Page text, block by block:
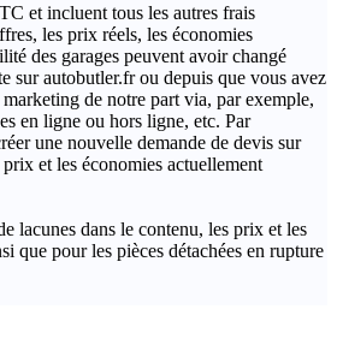
et incluent tous les autres frais
les prix réels, les économies
des garages peuvent avoir changé
sur autobutler.fr ou depuis que vous avez
de notre part via, par exemple,
en ligne ou hors ligne, etc. Par
une nouvelle demande de devis sur
et les économies actuellement
lacunes dans le contenu, les prix et les
que pour les pièces détachées en rupture